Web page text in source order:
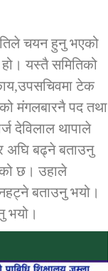
एकाई जुम्लाको सुचना
चयन हुनु भएको
यस्तै समितिको
टेक
मंगलबारनै पद तथा
देविलाल थापाले
अघि बढ्ने बताउनु
छ। उहाले
बताउनु भयो।
भयो।